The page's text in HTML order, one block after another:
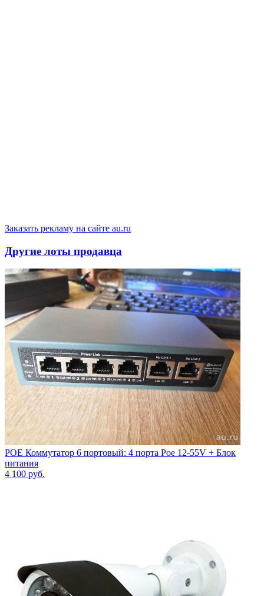
Заказать рекламу на сайте au.ru
Другие лоты продавца
POE Коммутатор 6 портовый: 4 порта Poe 12-55V + Блок
питания
4 100 руб.